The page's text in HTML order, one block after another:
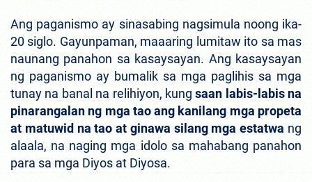
Ang paganismo ay sinasabing nagsimula noong ika-
20 siglo. Gayunpaman, maaaring lumitaw ito sa mas
naunang panahon sa kasaysayan. Ang kasaysayan
ng paganismo ay bumalik sa mga paglihis sa mga
tunay na banal na relihiyon, kung saan labis-labis na
pinarangalan ng mga tao ang kanilang mga propeta
at matuwid na tao at ginawa silang mga estatwa ng
alaala, na naging mga idolo sa mahabang panahon
para sa mga Diyos at Diyosa.